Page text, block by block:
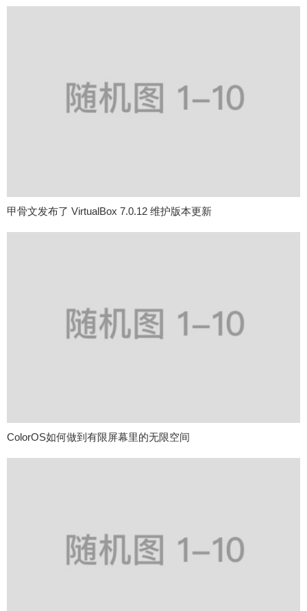
甲骨文发布了 VirtualBox 7.0.12 维护版本更新
ColorOS如何做到有限屏幕里的无限空间